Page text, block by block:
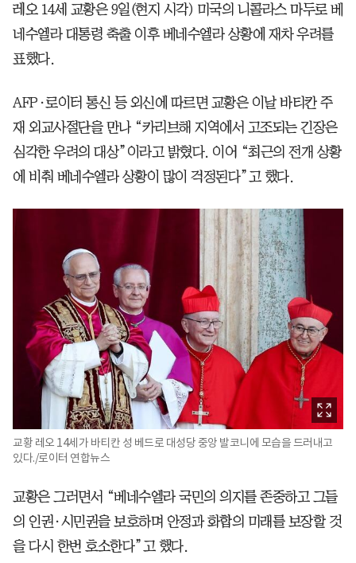
레오 14세 교황은 9일(현지 시각) 미국의 니콜라스 마두로 베
네수엘라 대통령 축출 이후 베네수엘라 상황에 재차 우려를
표했다.
AFP·로이터 통신 등 외신에 따르면 교황은 이날 바티칸 주
재 외교사절단을 만나 “카리브해 지역에서 고조되는 긴장은
심각한 우려의 대상”이라고 밝혔다. 이어 “최근의 전개 상황
에 비춰 베네수엘라 상황이 많이 걱정된다”고 했다.
교황 레오 14세가 바티칸 성 베드로 대성당 중앙 발코니에 모습을 드러내고
있다./로이터 연합뉴스
교황은 그러면서 “베네수엘라 국민의 의지를 존중하고 그들
의 인권·시민권을 보호하며 안정과 화합의 미래를 보장할 것
을 다시 한번 호소한다”고 했다.